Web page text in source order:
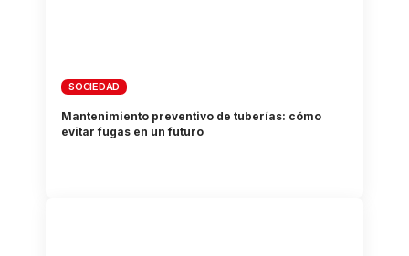
SOCIEDAD
Mantenimiento preventivo de tuberías: cómo
evitar fugas en un futuro